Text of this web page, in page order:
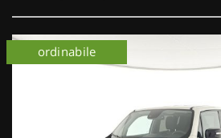
ordinabile